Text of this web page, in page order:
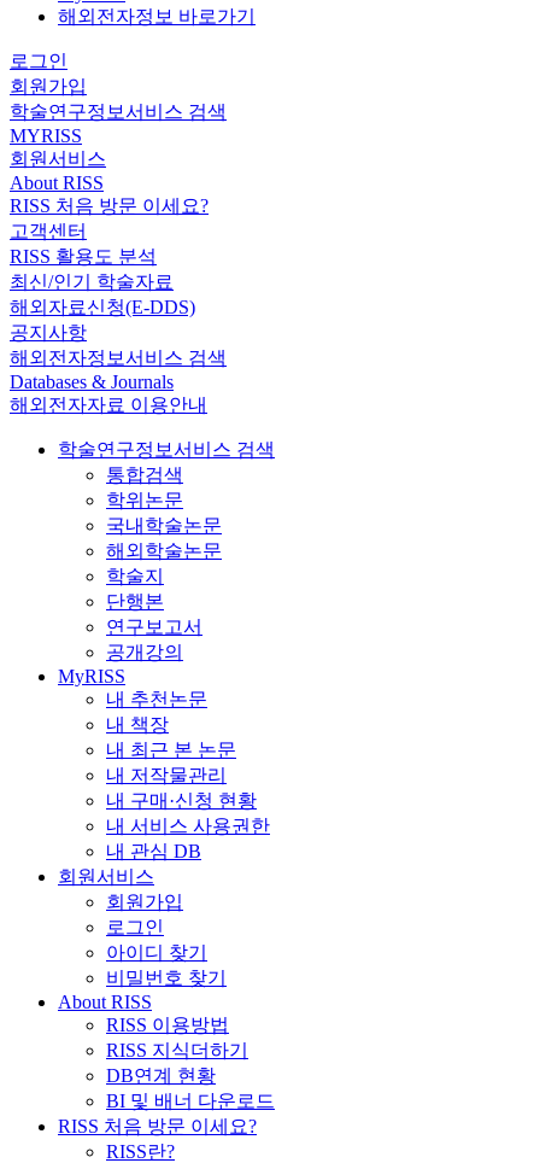
해외전자정보 바로가기
로그인
회원가입
학술연구정보서비스 검색
MYRISS
회원서비스
About RISS
RISS 처음 방문 이세요?
고객센터
RISS 활용도 분석
최신/인기 학술자료
해외자료신청(E-DDS)
공지사항
해외전자정보서비스 검색
Databases & Journals
해외전자자료 이용안내
학술연구정보서비스 검색
통합검색
학위논문
국내학술논문
해외학술논문
학술지
단행본
연구보고서
공개강의
MyRISS
내 추천논문
내 책장
내 최근 본 논문
내 저작물관리
내 구매·신청 현황
내 서비스 사용권한
내 관심 DB
회원서비스
회원가입
로그인
아이디 찾기
비밀번호 찾기
About RISS
RISS 이용방법
RISS 지식더하기
DB연계 현황
BI 및 배너 다운로드
RISS 처음 방문 이세요?
RISS란?